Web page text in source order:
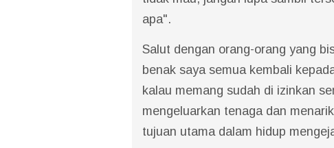
apa".
Salut dengan orang-orang yang
benak saya semua kembali
kalau memang sudah di izinkan
mengeluarkan tenaga dan
tujuan utama dalam hidup